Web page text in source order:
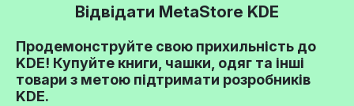
Відвідати MetaStore KDE
Продемонструйте свою прихильність до
KDE! Купуйте книги, чашки, одяг та інші
товари з метою підтримати розробників
KDE.